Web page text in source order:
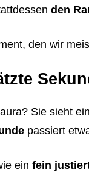
den
den wir
Sie sieht
passiert
ein fein